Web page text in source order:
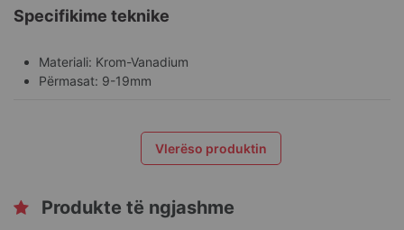
Specifikime teknike
Materiali: Krom-Vanadium
Përmasat: 9-19mm
Vlerëso produktin
Produkte të ngjashme